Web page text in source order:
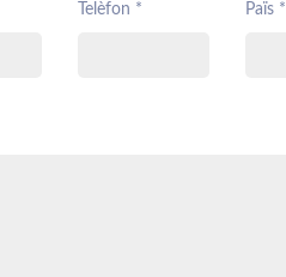
Telèfon * Païs *